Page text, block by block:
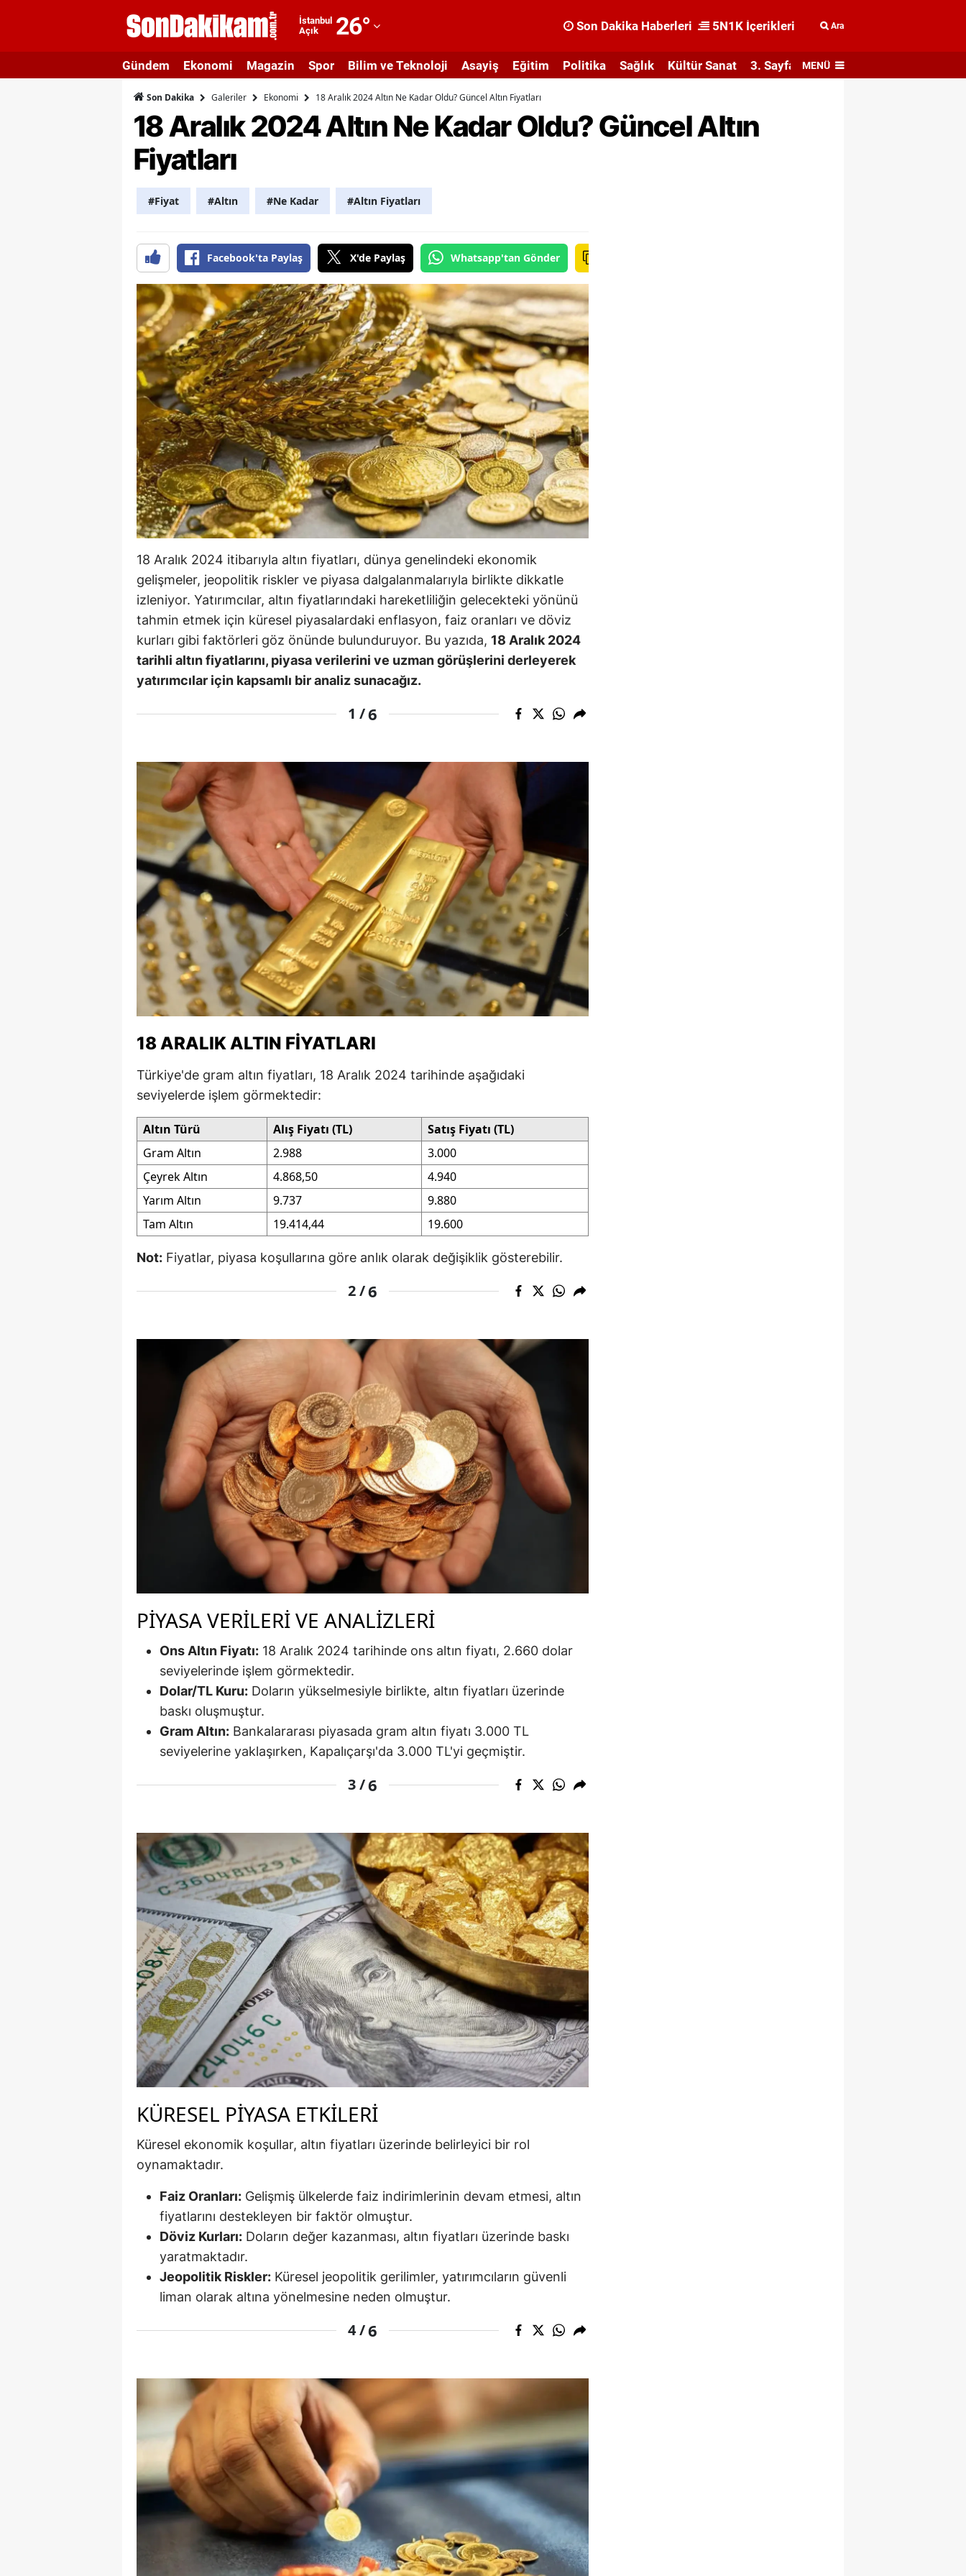
İstanbul
Açık
26°
Adıyaman
Afyonkarahisar
Ağrı
Ankara
Artvin
Balıkesir
Bilecik
Bingöl
Bitlis
Bolu
Burdur
Bursa
Çanakkale
Çorum
Denizli
Diyarbakır
Edirne
Erzincan
Gaziantep
Giresun
Gümüşhane
Hakkari
Hatay
Isparta
Mersin
İstanbul
İzmir
Kars
Kastamonu
Kayseri
Kırklareli
Kırşehir
Kocaeli
Konya
Manisa
Kahramanmaraş
Mardin
Muğla
Muş
Nevşehir
Niğde
Ordu
Rize
Siirt
Sinop
Sivas
Tekirdağ
Tokat
Tunceli
Şanlıurfa
Uşak
Van
Yozgat
Zonguldak
Aksaray
Bayburt
Karaman
Kırıkkale
Bartın
Ardahan
Yalova
Düzce
Son Dakika Haberleri 5N1K İçerikleri Ara
Gündem Ekonomi Magazin Spor Bilim ve Teknoloji Asayiş Eğitim Politika Sağlık Kültür Sanat 3. Sayfa MENÜ
Son Dakika Galeriler Ekonomi 18 Aralık 2024 Altın Ne Kadar Oldu? Güncel Altın Fiyatları
18 Aralık 2024 Altın Ne Kadar Oldu? Güncel Altın
Fiyatları
#Fiyat #Altın #Ne Kadar #Altın Fiyatları
Facebook'ta Paylaş X'de Paylaş Whatsapp'tan Gönder
18 Aralık 2024 itibarıyla altın fiyatları, dünya genelindeki ekonomik
gelişmeler, jeopolitik riskler ve piyasa dalgalanmalarıyla birlikte dikkatle
izleniyor. Yatırımcılar, altın fiyatlarındaki hareketliliğin gelecekteki yönünü
tahmin etmek için küresel piyasalardaki enflasyon, faiz oranları ve döviz
kurları gibi faktörleri göz önünde bulunduruyor. Bu yazıda, 18 Aralık 2024
tarihli altın fiyatlarını, piyasa verilerini ve uzman görüşlerini derleyerek
yatırımcılar için kapsamlı bir analiz sunacağız.
1 /6
18 ARALIK ALTIN FIYATLARI
Türkiye'de gram altın fiyatları, 18 Aralık 2024 tarihinde aşağıdaki
seviyelerde işlem görmektedir:
Altın Türü Alış Fiyatı (TL)
Satış Fiyatı (TL)
Gram Altın
2.988
3.000
Çeyrek Altın
4.868,50
4.940
Yarım Altın
9.737
9.880
Tam Altın
19.414,44 19.600
Not: Fiyatlar, piyasa koşullarına göre anlık olarak değişiklik gösterebilir.
2 /6
PIYASA VERILERI VE ANALIZLERI
Ons Altın Fiyatı: 18 Aralık 2024 tarihinde ons altın fiyatı, 2.660 dolar
seviyelerinde işlem görmektedir.
Dolar/TL Kuru: Doların yükselmesiyle birlikte, altın fiyatları üzerinde
baskı oluşmuştur.
Gram Altın: Bankalararası piyasada gram altın fiyatı 3.000 TL
seviyelerine yaklaşırken, Kapalıçarşı'da 3.000 TL'yi geçmiştir.
3 /6
KÜRESEL PIYASA ETKILERI
Küresel ekonomik koşullar, altın fiyatları üzerinde belirleyici bir rol
oynamaktadır.
Faiz Oranları: Gelişmiş ülkelerde faiz indirimlerinin devam etmesi, altın
fiyatlarını destekleyen bir faktör olmuştur.
Döviz Kurları: Doların değer kazanması, altın fiyatları üzerinde baskı
yaratmaktadır.
Jeopolitik Riskler: Küresel jeopolitik gerilimler, yatırımcıların güvenli
liman olarak altına yönelmesine neden olmuştur.
4 /6